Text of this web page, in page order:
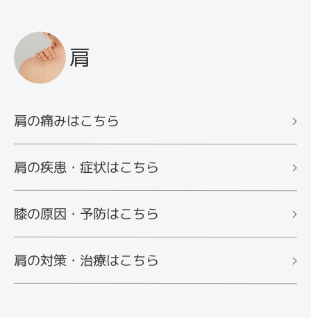
肩
肩の痛みはこちら
肩の疾患・症状はこちら
膝の原因・予防はこちら
肩の対策・治療はこちら